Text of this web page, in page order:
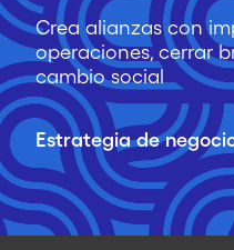
Crea alianzas con
operaciones, cerrar
cambio social
Estrategia de